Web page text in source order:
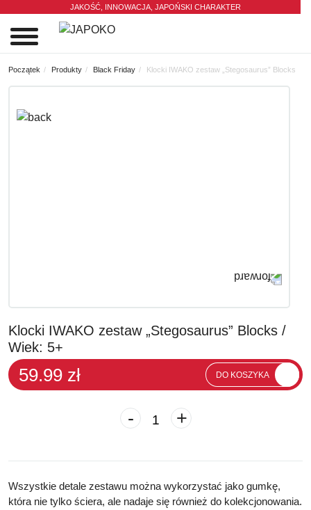
JAKOŚĆ, INNOWACJA, JAPOŃSKI CHARAKTER
Początek Produkty Black Friday Klocki IWAKO zestaw „Stegosaurus” Blocks
Klocki IWAKO zestaw „Stegosaurus” Blocks /
Wiek: 5+
59.99 zł DO KOSZYKA
- +
Wszystkie detale zestawu można wykorzystać jako gumkę,
która nie tylko ściera, ale nadaje się również do kolekcjonowania.